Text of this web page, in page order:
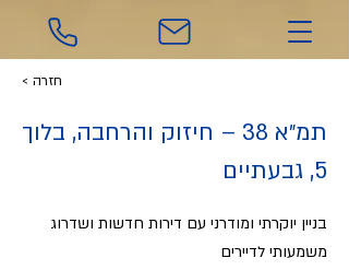
< חזרה
תמ״א 38 – חיזוק והרחבה, בלוך
5, גבעתיים
בניין יוקרתי ומודרני עם דירות חדשות ושדרוג
משמעותי לדיירים